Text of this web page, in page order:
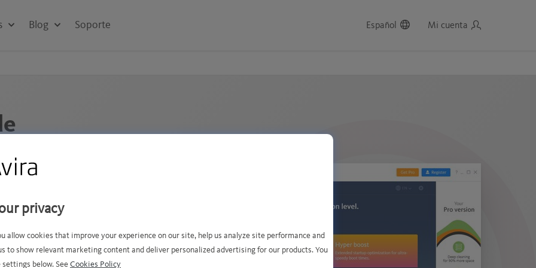
Soporte
Blog Español Mi cuenta
por el
que
privacy
allow cookies that improve your experience on our site, help us analyze site performance and
to show relevant marketing content and deliver personalized advertising for our products. You
below. See Cookies Policy